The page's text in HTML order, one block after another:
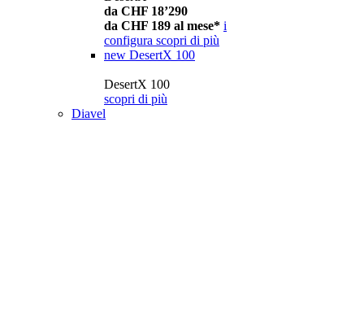
da CHF 18’290
da CHF 189 al mese* i
configura scopri di più
new DesertX 100
DesertX 100
scopri di più
Diavel